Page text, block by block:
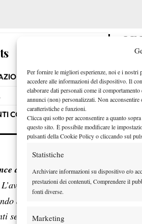
Per fornire le migliori esperienze, noi e i nostri
accedere alle informazioni del dispositivo. Il
elaborare dati personali come il
annunci (non) personalizzati. Non
caratteristiche e funzioni.
Clicca qui sotto per acconsentire a quanto
questo sito. È possibile modificare le
pulsanti della Cookie Policy o cliccando sul
Statistiche
Archiviare informazioni su dispositivo e/o
prestazioni dei contenuti, Comprendere il
fonti diverse.
Marketing
POST MATCH
CON ATMANE
LE
“
non
da parte mia,sono molto
brekkato abbastanza presto
di migliorare con il servizio, a
sempre più automatico. Sono